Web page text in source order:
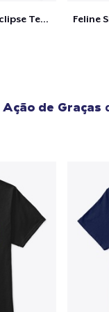
Feline Shady Total Solar Eclipse Texas
Ação de Graças